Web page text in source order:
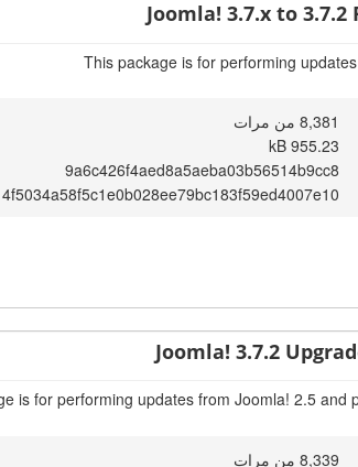
Joomla! 3.7.x to
This package is for performing
8,381 من مرات
955.23 kB
9a6c426f4aed8a5aeba03b56514b9cc8
4f5034a58f5c1e0b028ee79bc183f59ed4007e10
Joomla! 3.7.2
is for performing updates from Joomla! 2.5 and
8,339 من مرات